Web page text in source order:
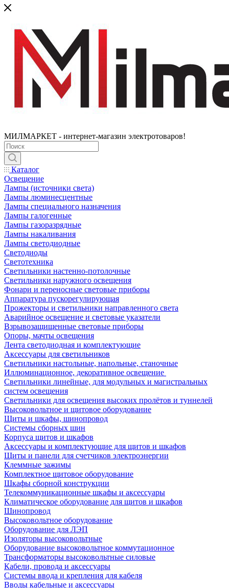
МИЛМАРКЕТ - интернет-магазин электротоваров!
Каталог
Освещение
Лампы (источники света)
Лампы люминесцентные
Лампы специального назначения
Лампы галогенные
Лампы газоразрядные
Лампы накаливания
Лампы светодиодные
Светодиоды
Светотехника
Светильники настенно-потолочные
Светильники наружного освещения
Фонари и переносные световые приборы
Аппаратура пускорегулирующая
Прожекторы и светильники направленного света
Аварийное освещение и световые указатели
Взрывозащищенные световые приборы
Опоры, мачты освещения
Лента светодиодная и комплектующие
Аксессуары для светильников
Светильники настольные, напольные, станочные
Иллюминационное, декоративное освещение
Светильники линейные, для модульных и магистральных
систем освещения
Светильники для освещения высоких пролётов и туннелей
Высоковольтное и щитовое оборудование
Щиты и шкафы, шинопровод
Системы сборных шин
Корпуса щитов и шкафов
Аксессуары и комплектующие для щитов и шкафов
Щиты и панели для счетчиков электроэнергии
Клеммные зажимы
Комплектное щитовое оборудование
Шкафы сборной конструкции
Телекоммуникационные шкафы и аксессуары
Климатическое оборудование для щитов и шкафов
Шинопровод
Высоковольтное оборудование
Оборудование для ЛЭП
Изоляторы высоковольтные
Оборудование высоковольтное коммутационное
Трансформаторы высоковольтные силовые
Кабели, провода и аксессуары
Системы ввода и крепления для кабеля
Вводы кабельные и аксессуары